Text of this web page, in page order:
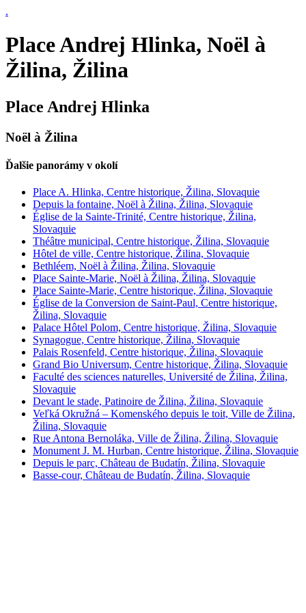
.
Place Andrej Hlinka, Noël à
Žilina, Žilina
Place Andrej Hlinka
Noël à Žilina
Ďalšie panorámy v okolí
Place A. Hlinka, Centre historique, Žilina, Slovaquie
Depuis la fontaine, Noël à Žilina, Žilina, Slovaquie
Église de la Sainte-Trinité, Centre historique, Žilina,
Slovaquie
Théâtre municipal, Centre historique, Žilina, Slovaquie
Hôtel de ville, Centre historique, Žilina, Slovaquie
Bethléem, Noël à Žilina, Žilina, Slovaquie
Place Sainte-Marie, Noël à Žilina, Žilina, Slovaquie
Place Sainte-Marie, Centre historique, Žilina, Slovaquie
Église de la Conversion de Saint-Paul, Centre historique,
Žilina, Slovaquie
Palace Hôtel Polom, Centre historique, Žilina, Slovaquie
Synagogue, Centre historique, Žilina, Slovaquie
Palais Rosenfeld, Centre historique, Žilina, Slovaquie
Grand Bio Universum, Centre historique, Žilina, Slovaquie
Faculté des sciences naturelles, Université de Žilina, Žilina,
Slovaquie
Devant le stade, Patinoire de Žilina, Žilina, Slovaquie
Veľká Okružná – Komenského depuis le toit, Ville de Žilina,
Žilina, Slovaquie
Rue Antona Bernoláka, Ville de Žilina, Žilina, Slovaquie
Monument J. M. Hurban, Centre historique, Žilina, Slovaquie
Depuis le parc, Château de Budatín, Žilina, Slovaquie
Basse-cour, Château de Budatín, Žilina, Slovaquie